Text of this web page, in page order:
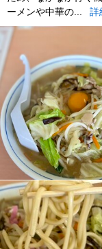
ーメンや中華の...
詳